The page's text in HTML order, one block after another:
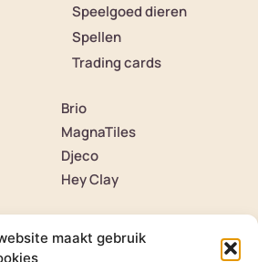
maakt gebruik
Speelgoed dieren
Spellen
Trading cards
Brio
MagnaTiles
Djeco
Hey Clay